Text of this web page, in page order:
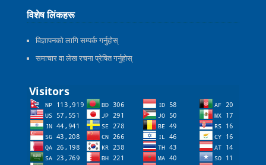
विशेष लिंकहरू
विज्ञापनको लागि सम्पर्क गर्नुहोस्
समाचार वा लेख रचना प्रेषित गर्नुहोस्